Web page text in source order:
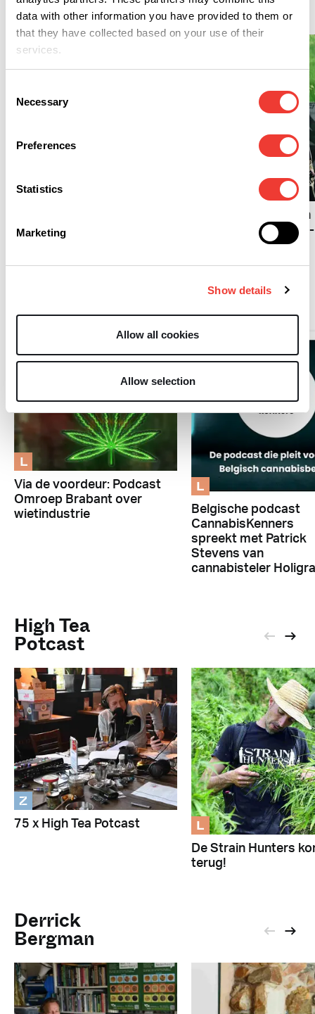
data with other information you have provided to them or
that they have collected based on your use of their
services.
Selection
Necessary
Preferences
Statistics
Marketing
Show details
Allow all cookies
Allow selection
Lifestyle
Is prijsbewuste blower nu
Fries cannabis icoon
Johan Meines (1949-
2026) overleden
L
Via de voordeur: Podcast
Omroep Brabant over
wietindustrie
L
Belgische podcast
CannabisKenners
spreekt met Patrick
Stevens van
cannabisteler
High Tea
Potcast
Z
75 x High Tea Potcast L
De Strain Hunters
terug!
Derrick
Bergman